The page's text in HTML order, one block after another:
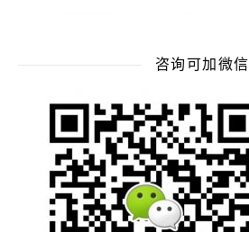
咨询可加微信